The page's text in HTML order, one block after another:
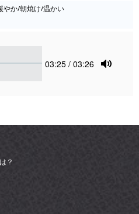
やか/朝焼け/温かい
Current
03:25 / 03:26
？